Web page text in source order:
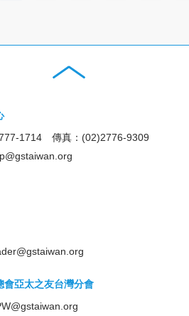
1714 傳真：(02)2776-9309
會亞太之友台灣分會